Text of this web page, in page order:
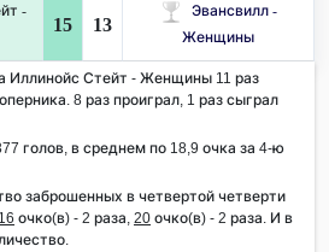
-
15 13
Эвансвилл -
Женщины
Иллинойс Стейт - Женщины 11 раз
8 раз проиграл, 1 раз сыграл
голов, в среднем по 18,9 очка за 4-ю
заброшенных в четвертой четверти
16 очко(в) - 2 раза, 20 очко(в) - 2 раза. И в